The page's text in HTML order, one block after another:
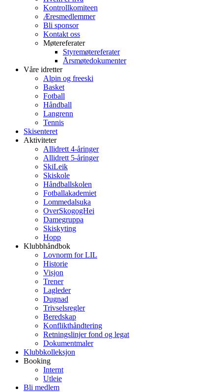
Kontrollkomiteen
Æresmedlemmer
Bli sponsor
Kontakt oss
Møtereferater
Styremøtereferater
Årsmøtedokumenter
Våre idretter
Alpin og freeski
Basket
Fotball
Håndball
Langrenn
Tennis
Skisenteret
Aktiviteter
Allidrett 4-åringer
Allidrett 5-åringer
SkiLeik
Skiskole
Håndballskolen
Fotballakademiet
Lommedalsuka
OverSkogogHei
Damegruppa
Skiskyting
Hopp
Klubbhåndbok
Lovnorm for LIL
Historie
Visjon
Trener
Lagleder
Dugnad
Trivselsregler
Beredskap
Konflikthåndtering
Retningslinjer fond og legat
Dokumentmaler
Klubbkolleksjon
Booking
Internt
Utleie
Bli medlem